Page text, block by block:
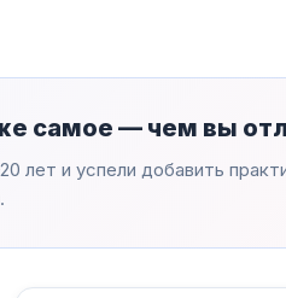
самое — чем вы
и успели добавить
.